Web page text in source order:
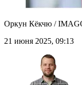
Оркун Кёкчю /
21 июня 2025, 09:13